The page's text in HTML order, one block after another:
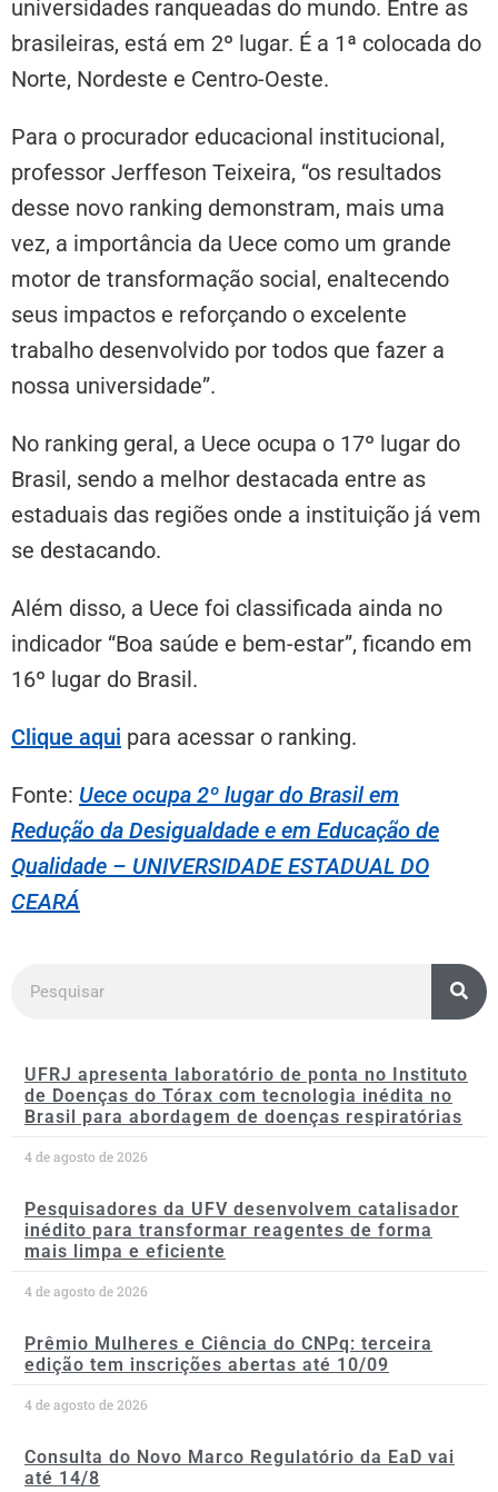
universidades ranqueadas do mundo. Entre as
brasileiras, está em 2º lugar. É a 1ª colocada do
Norte, Nordeste e Centro-Oeste.
Para o procurador educacional institucional,
professor Jerffeson Teixeira, “os resultados
desse novo ranking demonstram, mais uma
vez, a importância da Uece como um grande
motor de transformação social, enaltecendo
seus impactos e reforçando o excelente
trabalho desenvolvido por todos que fazer a
nossa universidade”.
No ranking geral, a Uece ocupa o 17º lugar do
Brasil, sendo a melhor destacada entre as
estaduais das regiões onde a instituição já vem
se destacando.
Além disso, a Uece foi classificada ainda no
indicador “Boa saúde e bem-estar”, ficando em
16º lugar do Brasil.
Clique aqui para acessar o ranking.
Fonte: Uece ocupa 2º lugar do Brasil em
Redução da Desigualdade e em Educação de
Qualidade – UNIVERSIDADE ESTADUAL DO
CEARÁ
UFRJ apresenta laboratório de ponta no Instituto
de Doenças do Tórax com tecnologia inédita no
Brasil para abordagem de doenças respiratórias
4 de agosto de 2026
Pesquisadores da UFV desenvolvem catalisador
inédito para transformar reagentes de forma
mais limpa e eficiente
4 de agosto de 2026
Prêmio Mulheres e Ciência do CNPq: terceira
edição tem inscrições abertas até 10/09
4 de agosto de 2026
Consulta do Novo Marco Regulatório da EaD vai
até 14/8